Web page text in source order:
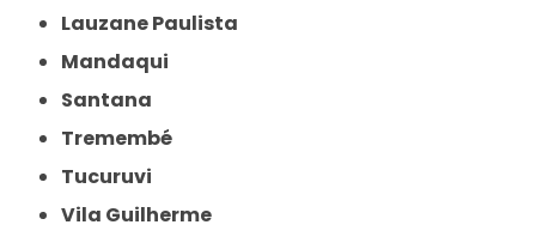
Lauzane Paulista
Mandaqui
Santana
Tremembé
Tucuruvi
Vila Guilherme